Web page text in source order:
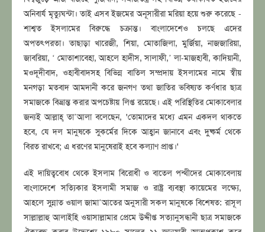
অনিবার্য মৃত্যুঘন্টা। তাই এসব ইজমের অনূসারীরা মরিয়া হয়ে শুরু করেছে -
শাশ্বত ইসলামের বিরুদ্ধে চক্রান্ত। বাংলাদেশেও চলছে এদের
অপতৎপরতা। তাছাড়া খারেজী, শিয়া, মােতাজিলা, মুর্জিয়া, নাজজারিয়া,
জাবরিয়া, ‘ মোতাশাবেহা, আহলে হাদীস, সালাফী,’ লা-মাজহাবী, কাদিয়ানী,
মওদূদীবাদ, ওহাবীবাদসহ বিভিন্ন বাতিল সম্প্রদায় ইসলামের নামে স্বীয়
মনগড়া মতবাদ আমদানী করে জনগণ তথা জাতির ভবিষ্যত কর্ণধার ছাত্র
সমাজকে বিভ্রান্ত করার অপচেষ্টায় লিপ্ত রয়েছে। এই পরিস্থিতির মােকাবেলার
জন্যই আল্লাহ্ তা’আলা বলেছেন, 'তোমাদের মধ্যে এমন একদল থাকতে
হবে, যে দল মানুষকে সুকর্মের দিকে আহ্বান জানাবে এবং দুষ্কর্ম থেকে
বিরত রাখবে; এ ধরণের মানুষেরাই হবে কল্যাণ প্রাপ্ত।'
এই দায়িত্ববোধ থেকে ইসলাম বিরোধী ও বাতেল পন্থীদের মোকাবেলায়
বাংলাদেশে সত্যিকার ইসলামী সমাজ ও রাষ্ট্র ব্যবস্থা কায়েমের লক্ষ্যে,
আহলে সুন্নাত ওয়াল জামা’আতের অনুসারী সকল মানুষকে বিশেষত: রাসূল
সাল্লাল্লাহু আলাইহি ওয়াসাল্লামার প্রেমে উদ্দীপ্ত সত্যানুসন্ধানী ছাত্র সমাজকে